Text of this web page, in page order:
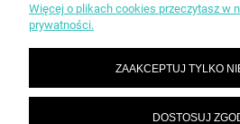
Więcej o plikach cookies przeczytasz w
prywatności.
ZAAKCEPTUJ TYLKO
DOSTOSUJ